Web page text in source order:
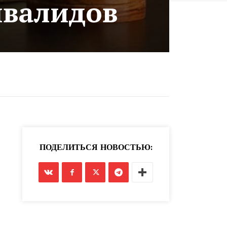
ПОДЕЛИТЬСЯ НОВОСТЬЮ: